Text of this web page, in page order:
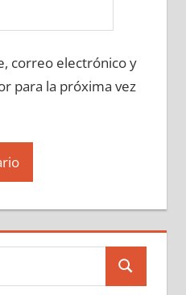
correo electrónico y
para la próxima vez
Buscar